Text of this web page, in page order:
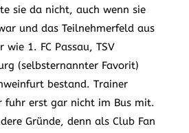
sie da nicht, auch wenn sie
und das Teilnehmerfeld aus
wie 1. FC Passau, TSV
(selbsternannter Favorit)
bestand. Trainer
fuhr erst gar nicht im Bus mit.
Gründe, denn als Club Fan